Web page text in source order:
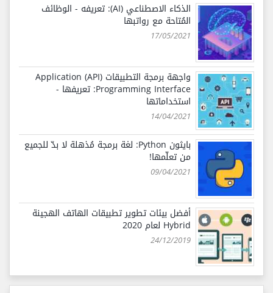
الذكاء الاصطناعي (AI): تعريفه - الوظائف
المُتاحة مع رواتبها
17/05/2021
واجهة برمجة التطبيقات (API) Application
Programming Interface: تعريفها -
استخداماتها
14/04/2021
بايثون Python: لغة برمجة مُذهلة لا بدّ للجميع
من تعلّمها!
09/04/2021
أفضل بيئات تطوير تطبيقات الهاتف الهجينة
Hybrid لعام 2020
24/12/2019